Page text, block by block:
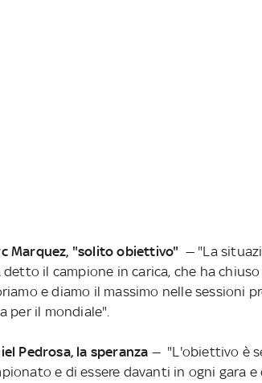
Marquez, "solito obiettivo" — "La
detto il campione in carica, che ha
e diamo il massimo nelle sessioni
per il mondiale".
Pedrosa, la speranza — "L'obiettivo è
e di essere davanti in ogni gara